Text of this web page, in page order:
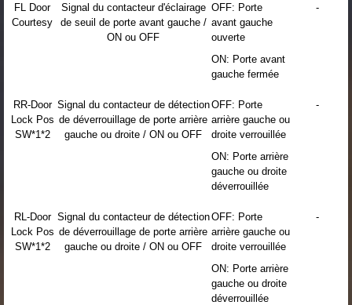
FL Door
Courtesy
Signal du contacteur d'éclairage
de seuil de porte avant gauche /
ON ou OFF
OFF: Porte
avant gauche
ouverte
ON: Porte avant
gauche fermée
-
RR-Door
Lock Pos
SW*1*2
Signal du contacteur de détection
de déverrouillage de porte arrière
gauche ou droite / ON ou OFF
OFF: Porte
arrière gauche ou
droite verrouillée
ON: Porte arrière
gauche ou droite
déverrouillée
-
RL-Door
Lock Pos
SW*1*2
Signal du contacteur de détection
de déverrouillage de porte arrière
gauche ou droite / ON ou OFF
OFF: Porte
arrière gauche ou
droite verrouillée
ON: Porte arrière
gauche ou droite
déverrouillée
-